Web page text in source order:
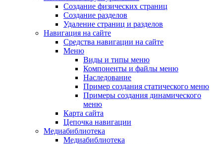
Создание физических страниц
Создание разделов
Удаление страниц и разделов
Навигация на сайте
Средства навигации на сайте
Меню
Виды и типы меню
Компоненты и файлы меню
Наследование
Пример создания статического меню
Примеры создания динамического
меню
Карта сайта
Цепочка навигации
Медиабиблиотека
Медиабиблиотека